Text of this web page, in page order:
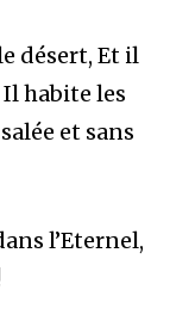
désert, Et il
habite les
et sans
l’Eternel,